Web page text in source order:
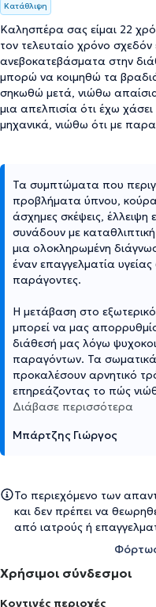
Κατάθλιψη
Καλησπέρα σας είμαι 22
τον τελευταίο χρόνο σχεδόν
ανεβοκατεβάσματα στην
μπορώ να κοιμηθώ τα
σηκωθώ μετά, νιώθω απαίσια
μια απελπισία ότι έχω
μηχανικά, νιώθω ότι με
Τα συμπτώματα που
προβλήματα ύπνου,
άσχημες σκέψεις, έλλειψη
συνάδουν με
μια ολοκληρωμένη
έναν επαγγελματία
παράγοντες.
Η μετάβαση στο
μπορεί να μας
διάθεσή μας λόγω
παραγόντων. Τα
προκαλέσουν αρνητικό
επηρεάζοντας το πώς
Διάβασε περισσότερα
Μπάρτζης Γιώργος
Το περιεχόμενο των
και δεν πρέπει να
από ιατρούς ή
Χρήσιμοι σύνδεσμοι
Κοντινές περιοχές